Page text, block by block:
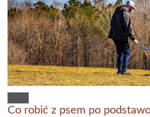
Co robić z psem po